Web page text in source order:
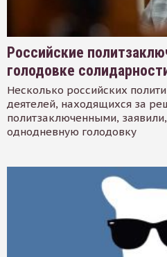
Российские
голодовке
Несколько российских
деятелей, находящихся за
политзаключенными,
однодневную голодовку